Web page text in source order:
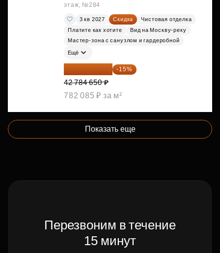
этаж, №284
3 кв 2027 Скидка
Чистовая отделка
Платите как хотите
Вид на Москву-реку
Мастер-зона с санузлом и гардеробной
Ещё
36 366 953 ₽ -15%
42 784 650 ₽
782 085 ₽ за м²
Показать еще
Перезвоним в течение
15 минут